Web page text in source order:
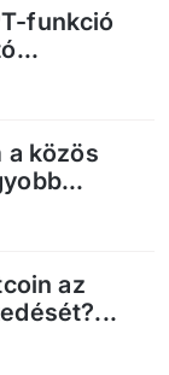
funkció
a közös
az